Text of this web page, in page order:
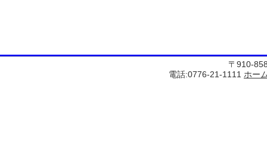
〒910-
電話:0776-21-1111 ホー